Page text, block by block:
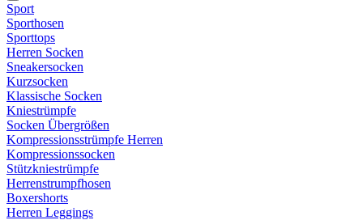
Sport
Sporthosen
Sporttops
Herren Socken
Sneakersocken
Kurzsocken
Klassische Socken
Kniestrümpfe
Socken Übergrößen
Kompressionsstrümpfe Herren
Kompressionssocken
Stützkniestrümpfe
Herrenstrumpfhosen
Boxershorts
Herren Leggings